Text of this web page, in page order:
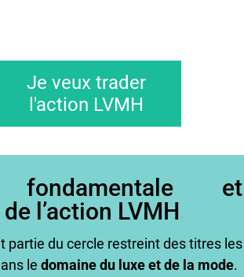
Je veux trader
l'action LVMH
fondamentale et
l’action LVMH
partie du cercle restreint des titres les
le domaine du luxe et de la mode.